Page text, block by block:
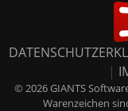
|
© 2026 GIANTS
Warenzeichen